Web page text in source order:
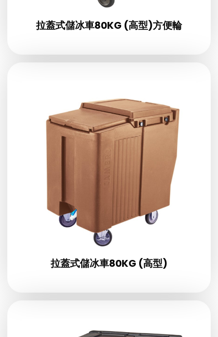
拉蓋式儲冰車80KG (高型)方便輪
拉蓋式儲冰車80KG (高型)